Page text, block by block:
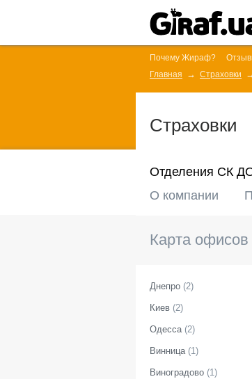
Почему Жираф?
Главная
Страховки
Страховки
Отделения СК
О компании
Карта офисов
Днепро (2)
Киев (2)
Одесса(2)
Винница(1)
Виноградово (1)